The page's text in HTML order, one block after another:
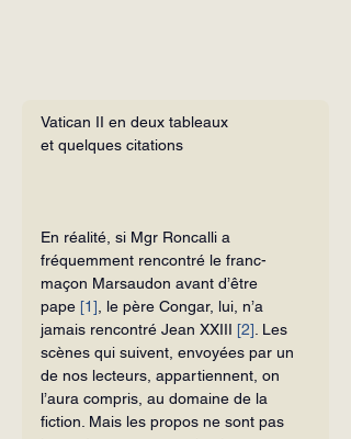
Vatican II en deux tableaux
et quelques citations
En réalité, si Mgr Roncalli a
fréquemment rencontré le franc-
maçon Marsaudon avant d’être
pape [1] , le père Congar, lui, n’a
jamais rencontré Jean XXIII [2] . Les
scènes qui suivent, envoyées par un
de nos lecteurs, ap­partiennent, on
l’aura compris, au domaine de la
fiction. Mais les propos ne sont pas